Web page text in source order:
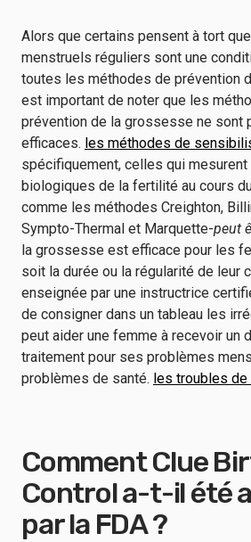
Alors que certains pensent à tort
menstruels réguliers sont une
toutes les méthodes de prévention
est important de noter que les
prévention de la grossesse ne sont
efficaces. les méthodes de
spécifiquement, celles qui
biologiques de la fertilité au cours
comme les méthodes Creighton,
Sympto-Thermal et Marquette-peut
la grossesse est efficace pour les
soit la durée ou la régularité de leur
enseignée par une instructrice
de consigner dans un tableau les
peut aider une femme à recevoir un
traitement pour ses problèmes
problèmes de santé. les troubles de
Comment Clue
Control a-t-il été
par la FDA ?